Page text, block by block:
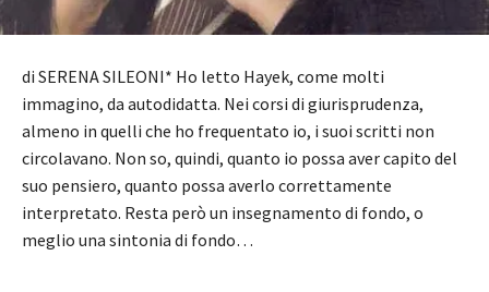
di SERENA SILEONI* Ho letto Hayek, come molti
immagino, da autodidatta. Nei corsi di giurisprudenza,
almeno in quelli che ho frequentato io, i suoi scritti non
circolavano. Non so, quindi, quanto io possa aver capito del
suo pensiero, quanto possa averlo correttamente
interpretato. Resta però un insegnamento di fondo, o
meglio una sintonia di fondo…